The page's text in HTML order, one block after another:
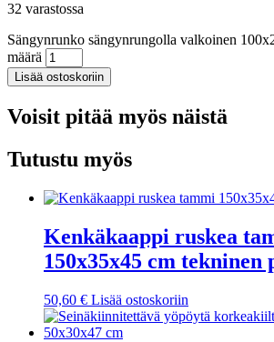
32 varastossa
Sängynrunko sängynrungolla valkoinen
määrä
Lisää ostoskoriin
Voisit pitää myös näistä
Tutustu myös
Kenkäkaappi ruskea
150x35x45 cm tekninen
50,60 € Lisää ostoskoriin